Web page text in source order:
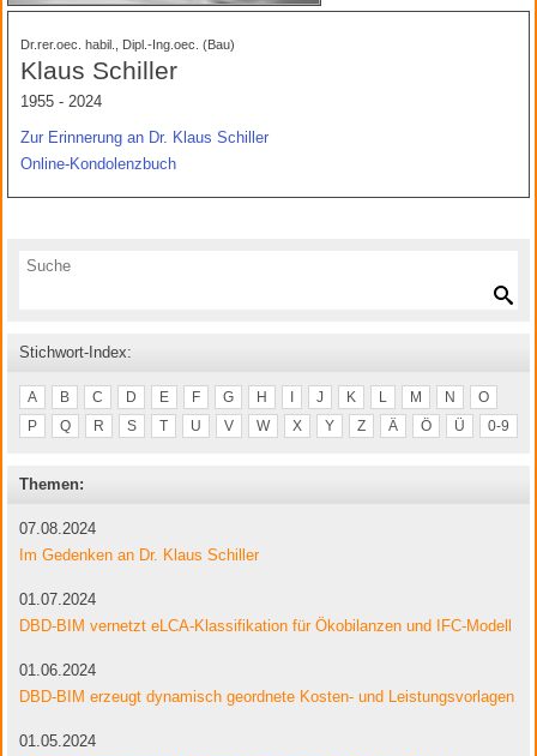
Dr.rer.oec. habil., Dipl.-Ing.oec. (Bau)
Klaus Schiller
1955 - 2024
Zur Erinnerung an Dr. Klaus Schiller
Online-Kondolenzbuch
Stichwort-Index:
A B C D E F G H J K L M N
O
P
Q R S T U V W X Y Z Ä Ö Ü 0-9
Themen:
07.08.2024
Im Gedenken an Dr. Klaus Schiller
01.07.2024
DBD-BIM vernetzt eLCA-Klassifikation für Ökobilanzen und IFC-Modell
01.06.2024
DBD-BIM erzeugt dynamisch geordnete Kosten- und Leistungsvorlagen
01.05.2024